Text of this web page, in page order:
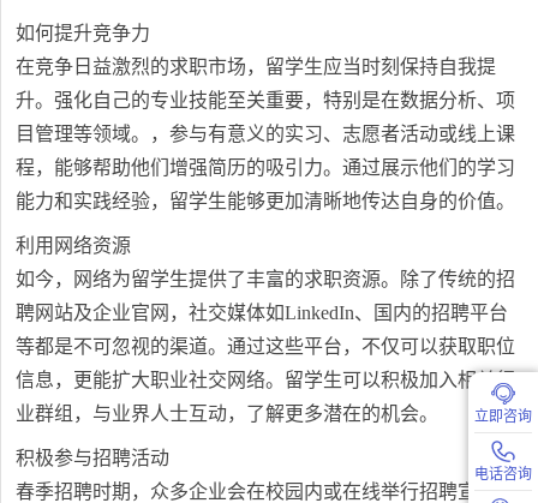
如何提升竞争力
在竞争日益激烈的求职市场，留学生应当时刻保持自我提
升。强化自己的专业技能至关重要，特别是在数据分析、项
目管理等领域。，参与有意义的实习、志愿者活动或线上课
程，能够帮助他们增强简历的吸引力。通过展示他们的学习
能力和实践经验，留学生能够更加清晰地传达自身的价值。
利用网络资源
如今，网络为留学生提供了丰富的求职资源。除了传统的招
聘网站及企业官网，社交媒体如LinkedIn、国内的招聘平台
等都是不可忽视的渠道。通过这些平台，不仅可以获取职位
信息，更能扩大职业社交网络。留学生可以积极加入相关行
业群组，与业界人士互动，了解更多潜在的机会。
积极参与招聘活动
春季招聘时期，众多企业会在校园内或在线举行招聘宣讲会
立即咨询
电话咨询